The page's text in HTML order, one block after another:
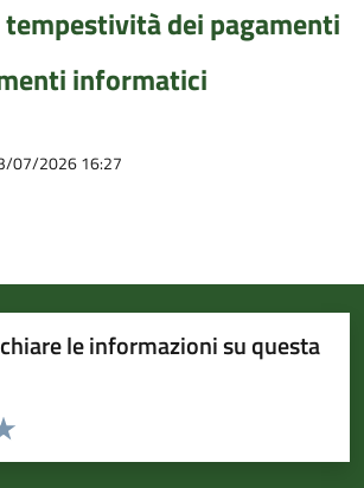
dei pagamenti
informatici
07/2026 16:27
le informazioni su questa
pagina
5 stelle su 5
4 stelle su 5
su 5
su 5
5